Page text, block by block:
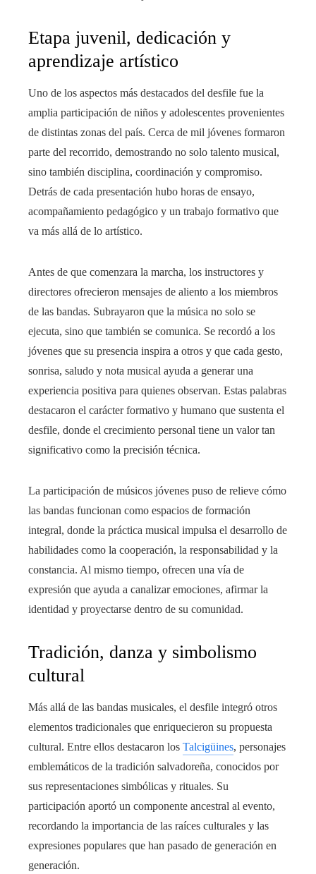
Etapa juvenil, dedicación y
aprendizaje artístico
Uno de los aspectos más destacados del desfile fue la
amplia participación de niños y adolescentes provenientes
de distintas zonas del país. Cerca de mil jóvenes formaron
parte del recorrido, demostrando no solo talento musical,
sino también disciplina, coordinación y compromiso.
Detrás de cada presentación hubo horas de ensayo,
acompañamiento pedagógico y un trabajo formativo que
va más allá de lo artístico.
Antes de que comenzara la marcha, los instructores y
directores ofrecieron mensajes de aliento a los miembros
de las bandas. Subrayaron que la música no solo se
ejecuta, sino que también se comunica. Se recordó a los
jóvenes que su presencia inspira a otros y que cada gesto,
sonrisa, saludo y nota musical ayuda a generar una
experiencia positiva para quienes observan. Estas palabras
destacaron el carácter formativo y humano que sustenta el
desfile, donde el crecimiento personal tiene un valor tan
significativo como la precisión técnica.
La participación de músicos jóvenes puso de relieve cómo
las bandas funcionan como espacios de formación
integral, donde la práctica musical impulsa el desarrollo de
habilidades como la cooperación, la responsabilidad y la
constancia. Al mismo tiempo, ofrecen una vía de
expresión que ayuda a canalizar emociones, afirmar la
identidad y proyectarse dentro de su comunidad.
Tradición, danza y simbolismo
cultural
Más allá de las bandas musicales, el desfile integró otros
elementos tradicionales que enriquecieron su propuesta
cultural. Entre ellos destacaron los Talcigüines, personajes
emblemáticos de la tradición salvadoreña, conocidos por
sus representaciones simbólicas y rituales. Su
participación aportó un componente ancestral al evento,
recordando la importancia de las raíces culturales y las
expresiones populares que han pasado de generación en
generación.